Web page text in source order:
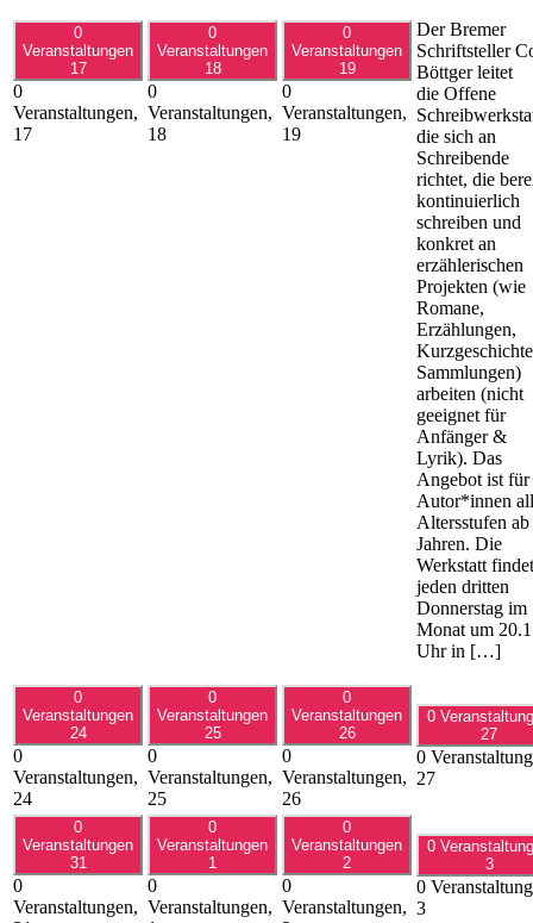
0
Veranstaltungen
17
0
Veranstaltungen,
17
0
Veranstaltungen
18
0
Veranstaltungen,
18
0
Veranstaltungen
19
0
Veranstaltungen,
19
Der Bremer
Schriftsteller
Böttger leitet
die Offene
die sich an
Schreibende
richtet, die
kontinuierlich
schreiben und
konkret an
erzählerischen
Projekten (wie
Romane,
Erzählungen,
Sammlungen)
arbeiten (nicht
geeignet für
Anfänger &
Lyrik). Das
Angebot ist für
Autor*innen
Altersstufen
Jahren. Die
Werkstatt findet
jeden dritten
Donnerstag im
Monat um
Uhr in […]
0
Veranstaltungen
24
0
Veranstaltungen,
24
0
Veranstaltungen
25
0
Veranstaltungen,
25
0
Veranstaltungen
26
0
Veranstaltungen,
26
0
27
0
27
0
Veranstaltungen
31
0
Veranstaltungen,
0
Veranstaltungen
1
0
Veranstaltungen,
0
Veranstaltungen
2
0
Veranstaltungen,
0
3
0
3